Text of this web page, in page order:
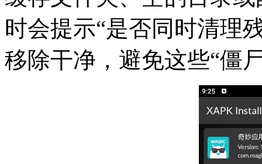
时会提示“是否同时清理
移除干净，避免这些“僵